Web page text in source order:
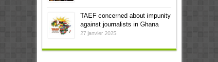
TAEF concerned about impunity
against journalists in Ghana
27 janvier 2025